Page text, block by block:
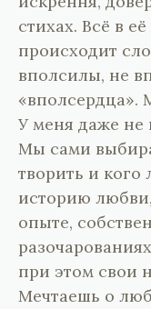
стихах. Всё в
происходит
вполсилы, не
«вполсердца».
У меня даже не
Мы сами
творить и
историю
опыте,
при этом свои
Мечтаешь о